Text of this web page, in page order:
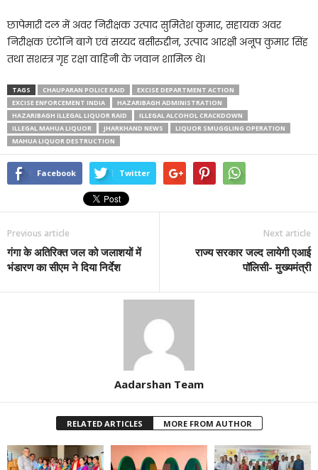
छापेमारी दल में अवर निरीक्षक उत्पाद सुमितेश कुमार, सहायक अवर
निरीक्षक एंटोनि बागे एवं सय्यद बसीरुद्दीन, उत्पाद आरक्षी अनूप कुमार सिंह
तथा सशस्त्र गृह रक्षा वाहिनी के जवान शामिल थे।
TAGS CHAUPARAN POLICE RAID
EXCISE DEPARTMENT ACTION
EXCISE ENFORCEMENT INDIA
HAZARIBAGH ADMINISTRATION
HAZARIBAGH ILLEGAL LIQUOR RAID
ILLEGAL ALCOHOL CRACKDOWN
ILLEGAL MAHUA LIQUOR
JHARKHAND NEWS
LIQUOR SMUGGLING OPERATION
MAHUA LIQUOR DESTRUCTION
Facebook Twitter
Previous article
गंगा के अतिरिक्त जल को जलाशयों में
भंडारण का सीएम ने दिया निर्देश
Next article
राज्य सरकार जल्द लायेगी एआई
पॉलिसी- मुख्यमंत्री
Aadarshan Team
RELATED ARTICLES MORE FROM AUTHOR